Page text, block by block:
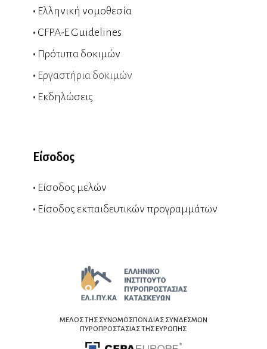
• Ελληνική νομοθεσία
• CFPA-E Guidelines
• Πρότυπα δοκιμών
• Εργαστήρια δοκιμών
• Εκδηλώσεις
Είσοδος
• Είσοδος μελών
• Είσοδος εκπαιδευτικών προγραμμάτων
ΜΕΛΟΣ ΤΗΣ ΣΥΝΟΜΟΣΠΟΝΔΙΑΣ ΣΥΝΔΕΣΜΩΝ
ΠΥΡΟΠΡΟΣΤΑΣΙΑΣ ΤΗΣ ΕΥΡΩΠΗΣ